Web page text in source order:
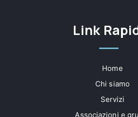
Link
Home
Chi siamo
Servizi
Associazioni e